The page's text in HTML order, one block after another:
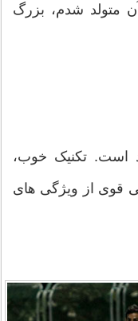
متولد شدم، بزرگ
است. تکنیک خوب،
قوی از ویژگی های